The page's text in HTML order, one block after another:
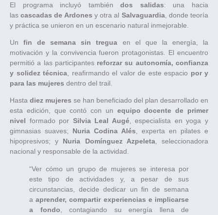
El programa incluyó tambiéndos salidas: una hacia
lascascadas de Ardones y otra al Salvaguardia, donde teoría
y práctica se unieron en un escenario natural inmejorable.
Unfin de semana sin tregua en el que la energía, la
motivación y la convivencia fueron protagonistas. El encuentro
permitió a las participantes reforzar su autonomía, confianza
y solidez técnica , reafirmando el valor de este espacio por y
para las mujeres dentro del trail.
Hasta diez mujeres se han beneficiado del plan desarrollado en
esta edición, que contó con un equipo docente de primer
nivel formado por Silvia Leal Augé, especialista en yoga y
gimnasias suaves; Nuria Codina Alés, experta en pilates e
hipopresivos; y Nuria Domínguez Azpeleta, seleccionadora
nacional y responsable de la actividad.
“Ver cómo un grupo de mujeres se interesa por
este tipo de actividades y, a pesar de sus
circunstancias, decide dedicar un fin de semana
aaprender, compartir experiencias e implicarse
a fondo , contagiando su energía llena de